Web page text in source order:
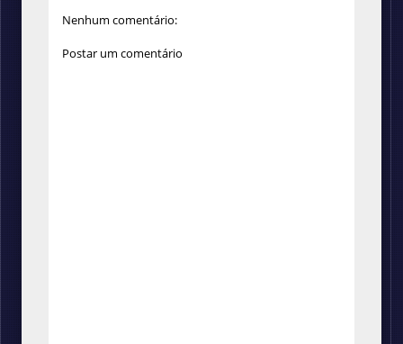
Nenhum comentário:
Postar um comentário